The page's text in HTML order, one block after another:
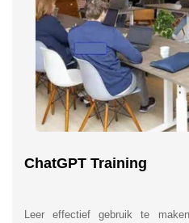
ChatGPT Training
Leer effectief gebruik te